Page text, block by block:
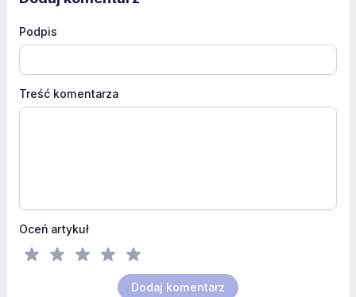
Podpis
Treść komentarza
Oceń artykuł
Dodaj komentarz